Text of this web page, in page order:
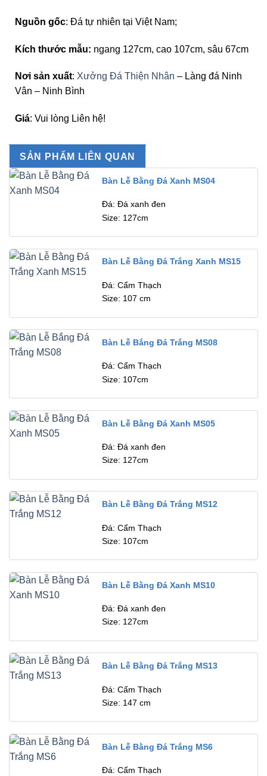
Nguồn gốc: Đá tự nhiên tại Việt Nam;
Kích thước mẫu: ngang 127cm, cao 107cm, sâu 67cm
Nơi sản xuất: Xưởng Đá Thiện Nhân – Làng đá Ninh
Vân – Ninh Bình
Giá: Vui lòng Liên hệ!
SẢN PHẨM LIÊN QUAN
Bàn Lễ Bằng Đá Xanh MS04
Đá: Đá xanh đen
Size: 127cm
Bàn Lễ Bằng Đá Trắng Xanh MS15
Đá: Cẩm Thạch
Size: 107 cm
Bàn Lễ Bắng Đá Trắng MS08
Đá: Cẩm Thạch
Size: 107cm
Bàn Lễ Bằng Đá Xanh MS05
Đá: Đá xanh đen
Size: 127cm
Bàn Lễ Bằng Đá Trắng MS12
Đá: Cẩm Thạch
Size: 107cm
Bàn Lễ Bằng Đá Xanh MS10
Đá: Đá xanh đen
Size: 127cm
Bàn Lễ Bằng Đá Trắng MS13
Đá: Cẩm Thạch
Size: 147 cm
Bàn Lễ Bằng Đá Trắng MS6
Đá: Cẩm Thạch